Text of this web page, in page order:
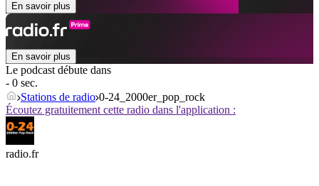
En savoir plus
En savoir plus
Le podcast débute dans
- 0 sec.
Stations de radio 0-24_2000er_pop_rock
Écoutez gratuitement cette radio dans l'application :
radio.fr